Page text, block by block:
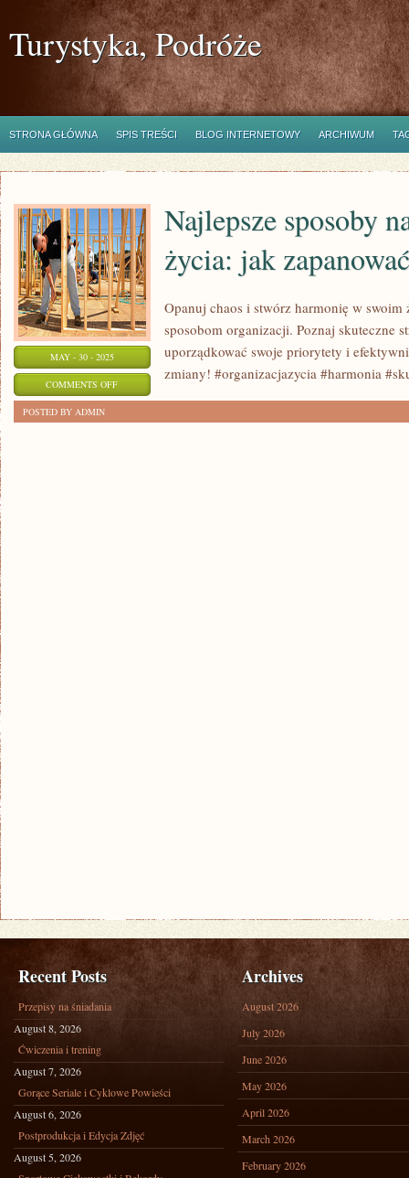
Turystyka, Podróże
STRONA GŁÓWNA SPIS TREŚCI BLOG INTERNETOWY ARCHIWUM
MAY - 30 - 2025
COMMENTS OFFON
Najlepsze sposoby
życia: jak
Opanuj chaos i stwórz harmonię w
sposobom organizacji. Poznaj skuteczne
uporządkować swoje priorytety i
zmiany! #organizacjazycia #harmonia
POSTED BY ADMIN
Recent Posts
Przepisy na śniadania
August 8, 2026
Ćwiczenia i trening
August 7, 2026
Gorące Seriale i Cyklowe Powieści
August 6, 2026
Postprodukcja i Edycja Zdjęć
August 5, 2026
Archives
August 2026
July 2026
June 2026
May 2026
April 2026
March 2026
February 2026